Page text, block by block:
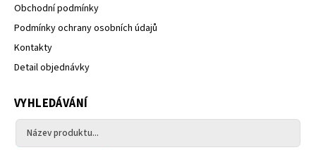
Obchodní podmínky
Podmínky ochrany osobních údajů
Kontakty
Detail objednávky
VYHLEDÁVÁNÍ